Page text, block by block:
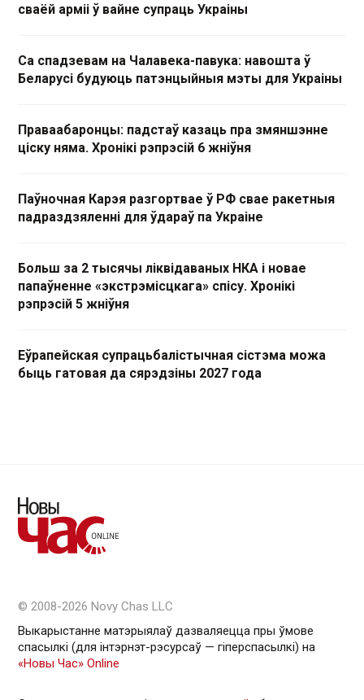
сваёй арміі ў вайне супраць Украіны
Са спадзевам на Чалавека-павука: навошта ў
Беларусі будуюць патэнцыйныя мэты для Украіны
Праваабаронцы: падстаў казаць пра змяншэнне
ціску няма. Хронікі рэпрэсій 6 жніўня
Паўночная Карэя разгортвае ў РФ свае ракетныя
падраздзяленні для ўдараў па Украіне
Больш за 2 тысячы ліквідаваных НКА і новае
папаўненне «экстрэмісцкага» спісу. Хронікі
рэпрэсій 5 жніўня
Еўрапейская супрацьбалістычная сістэма можа
быць гатовая да сярэдзіны 2027 года
© 2008-2026 Novy Chas LLC
Выкарыстанне матэрыялаў дазваляецца пры ўмове
спасылкі (для інтэрнэт-рэсурсаў — гiперспасылкi) на
«Новы Час» Online